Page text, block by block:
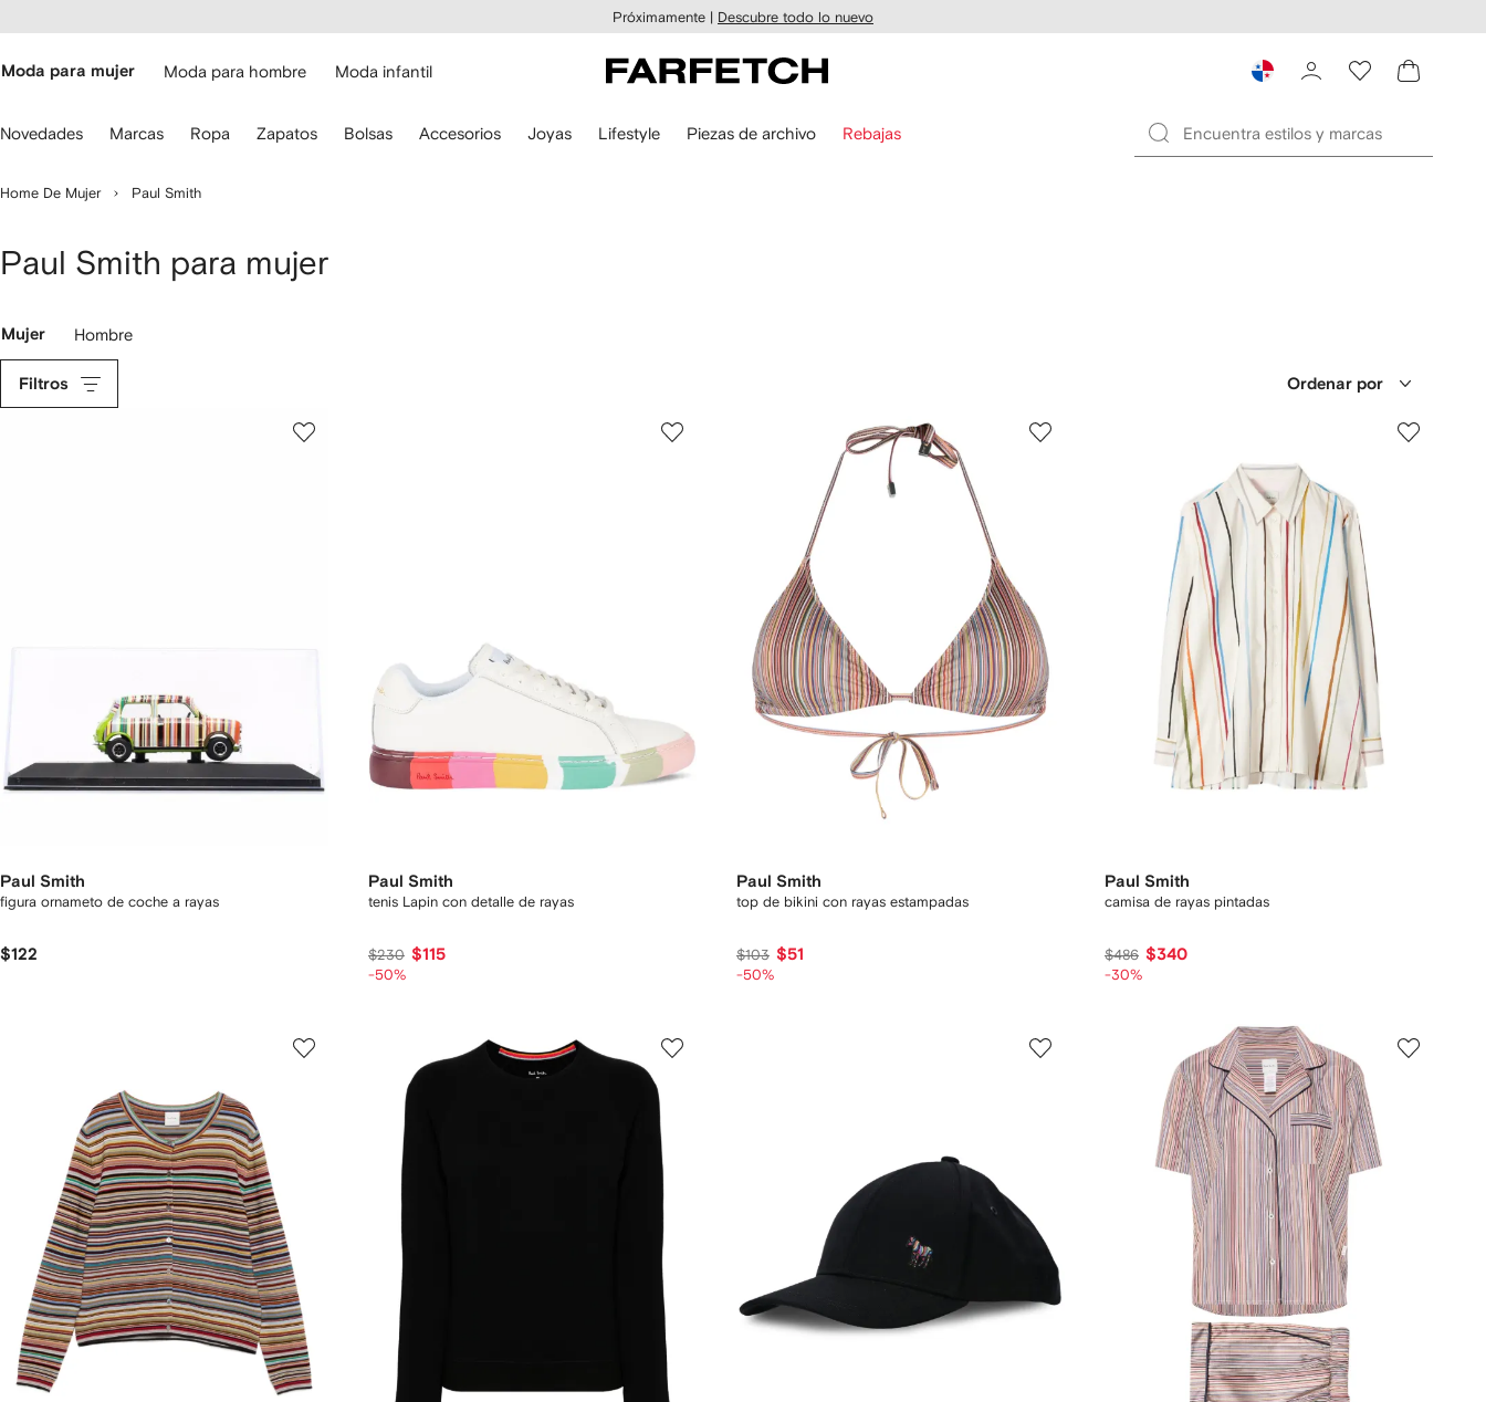
Próximamente | Descubre todo lo nuevo
Moda para mujer Moda para hombre Moda infantil
Novedades Marcas Ropa Zapatos Bolsas Accesorios Joyas Lifestyle Piezas de archivo Rebajas
Home De Mujer Paul Smith
Paul Smith para mujer
Mujer Hombre
Filtros Ordenar por
Paul Smith
figura ornameto de coche a rayas
$122
Paul Smith
tenis Lapin con detalle de rayas
$230 $115
-50%
Paul Smith
top de bikini con rayas estampadas
$103 $51
-50%
Paul Smith
camisa de rayas pintadas
$486 $340
-30%